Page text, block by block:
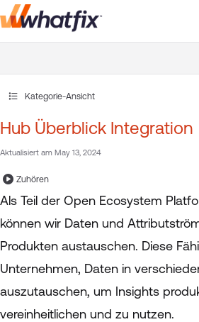
Documentation Index
Kategorie-Ansicht
Hub Überblick Integration
Aktualisiert am May 13, 2024
Zuhören
Als Teil der Open Ecosystem
können wir Daten und
Produkten austauschen. Diese
Unternehmen, Daten in
auszutauschen, um Insights
vereinheitlichen und zu nutzen.